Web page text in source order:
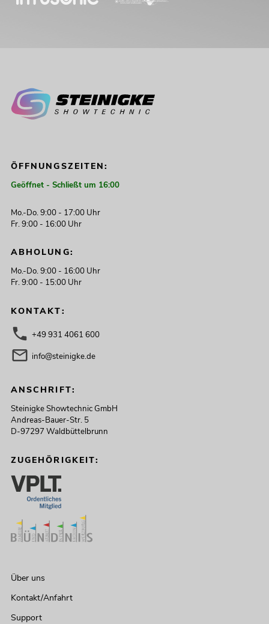
ÖFFNUNGSZEITEN:
Geöffnet - Schließt um 16:00
Mo.-Do. 9:00 - 17:00 Uhr
Fr. 9:00 - 16:00 Uhr
ABHOLUNG:
Mo.-Do. 9:00 - 16:00 Uhr
Fr. 9:00 - 15:00 Uhr
KONTAKT:
+49 931 4061 600
info@steinigke.de
ANSCHRIFT:
Steinigke Showtechnic GmbH
Andreas-Bauer-Str. 5
D-97297 Waldbüttelbrunn
ZUGEHÖRIGKEIT:
Über uns
Kontakt/Anfahrt
Support